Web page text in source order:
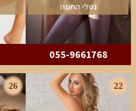
נטלי החמה
055-9661768
22
26